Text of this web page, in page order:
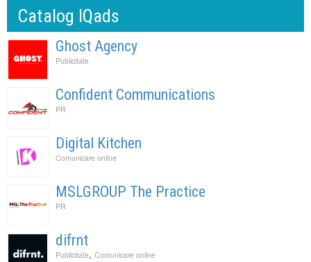
Catalog IQads
Ghost Agency
Publicitate
Confident Communications
PR
Digital Kitchen
Comunicare online
MSLGROUP The Practice
PR
difrnt
Publicitate, Comunicare online